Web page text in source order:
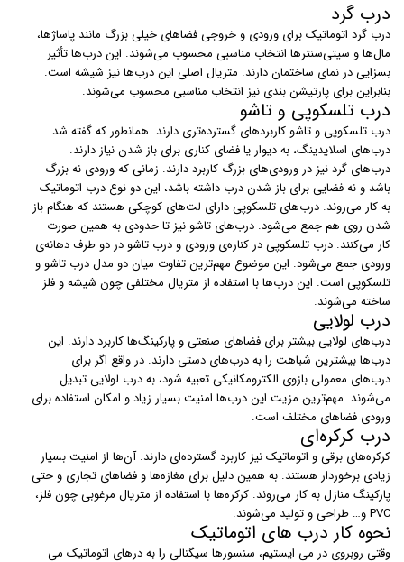
درب گرد
درب‌ گرد اتوماتیک برای ورودی و خروجی فضاهای خیلی بزرگ مانند پاساژ‌ها،
مال‌ها و سیتی‌سنترها انتخاب مناسبی محسوب می‌شوند. این درب‌ها تأثیر
بسزایی در نمای ساختمان دارند. متریال اصلی این درب‌ها نیز شیشه است.
بنابراین برای پارتیشن بندی نیز انتخاب مناسبی محسوب می‌شوند.
درب تلسکوپی و تاشو
درب‌ تلسکوپی و تاشو کاربردهای گسترده‌تری دارند. همانطور که گفته شد
درب‌های اسلایدینگ، به دیوار یا فضای کناری برای باز شدن نیاز دارند.
درب‌های گرد نیز در ورودی‌های بزرگ کاربرد دارند. زمانی که ورودی نه بزرگ
باشد و نه فضایی برای باز شدن درب داشته باشد، این دو نوع درب اتوماتیک
به کار می‌روند. درب‌های تلسکوپی دارای لت‌های کوچکی هستند که هنگام باز
شدن روی هم جمع می‌شود. درب‌های تاشو نیز تا حدودی به همین صورت
کار می‌کنند. درب تلسکوپی در کناره‌ی ورودی و درب تاشو در دو طرف دهانه‌ی
ورودی جمع می‌شود. این موضوع مهم‌ترین تفاوت میان دو مدل درب تاشو و
تلسکوپی است. این درب‌ها با استفاده از متریال مختلفی چون شیشه و فلز
ساخته می‌شوند.
درب لولایی
درب‌های لولایی بیشتر برای فضاهای صنعتی و پارکینگ‌ها کاربرد دارند. این
درب‌ها بیشترین شباهت را به درب‌های دستی دارند. در واقع اگر برای
درب‌های معمولی بازوی الکترومکانیکی تعبیه شود، به درب لولایی تبدیل
می‌شوند. مهم‌ترین مزیت این درب‌ها امنیت بسیار زیاد و امکان استفاده برای
ورودی فضاهای مختلف است.
درب کرکره‌ای
کرکره‌های برقی و اتوماتیک نیز کاربرد گسترده‌ای دارند. آن‌ها از امنیت بسیار
زیادی برخوردار هستند. به همین دلیل برای مغازه‌ها و فضاهای تجاری و حتی
پارکینگ منازل به کار می‌روند. کرکره‌ها با استفاده از متریال مرغوبی چون فلز،
PVC و… طراحی و تولید می‌شوند.
نحوه کار درب های اتوماتیک
وقتی روبروی در می ایستیم، سنسورها سیگنالی را به درهای اتوماتیک می